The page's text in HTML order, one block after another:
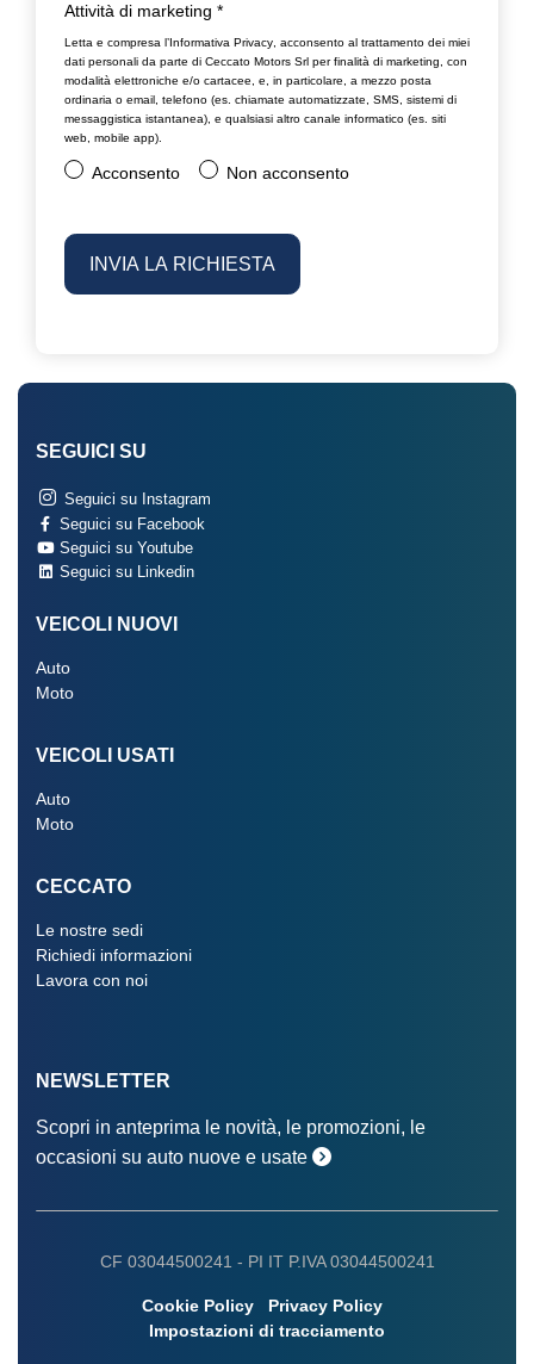
Attività di marketing *
Letta e compresa l’Informativa Privacy , acconsento al trattamento dei miei
dati personali da parte di Ceccato Motors Srl per finalità di marketing, con
modalità elettroniche e/o cartacee, e, in particolare, a mezzo posta
ordinaria o email, telefono (es. chiamate automatizzate, SMS, sistemi di
messaggistica istantanea), e qualsiasi altro canale informatico (es. siti
web, mobile app).
Acconsento Non acconsento
SEGUICI SU
Seguici su Instagram
Seguici su Facebook
Seguici su Youtube
Seguici su Linkedin
VEICOLI NUOVI
Auto
Moto
VEICOLI USATI
Auto
Moto
CECCATO
Le nostre sedi
Richiedi informazioni
Lavora con noi
NEWSLETTER
Scopri in anteprima le novità, le promozioni, le
occasioni su auto nuove e usate
CF 03044500241 - PI IT P.IVA 03044500241
Cookie Policy
Privacy Policy
Impostazioni di tracciamento